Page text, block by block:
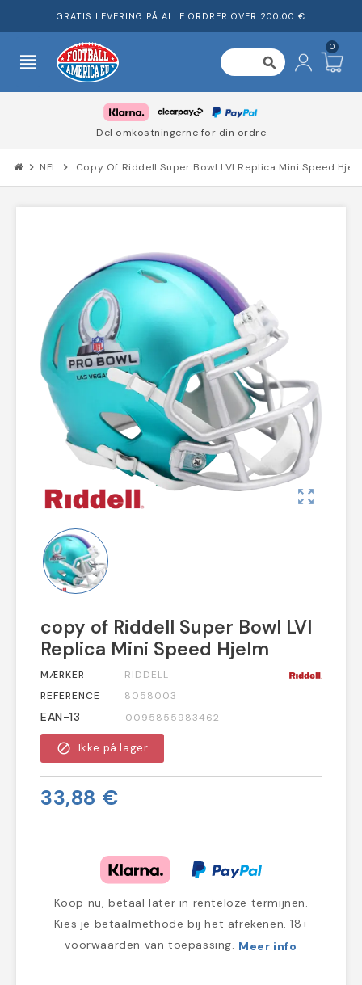
GRATIS LEVERING PÅ ALLE ORDRER OVER 200,00 €
view_headline search
0
Del omkostningerne for din ordre
chevron_right NFL chevron_right Copy Of Riddell Super Bowl LVI Replica Mini Speed
zoom_out_map
copy of Riddell Super Bowl LVI
Replica Mini Speed Hjelm
MÆRKER
RIDDELL
REFERENCE
8058003
EAN-13 0095855983462
block Ikke på lager
33,88 €
Koop nu, betaal later in renteloze termijnen.
Kies je betaalmethode bij het afrekenen. 18+
voorwaarden van toepassing. Meer info